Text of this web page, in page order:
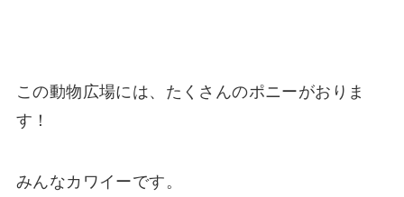
この動物広場には、たくさんのポニーがおりま
す！
みんなカワイーです。